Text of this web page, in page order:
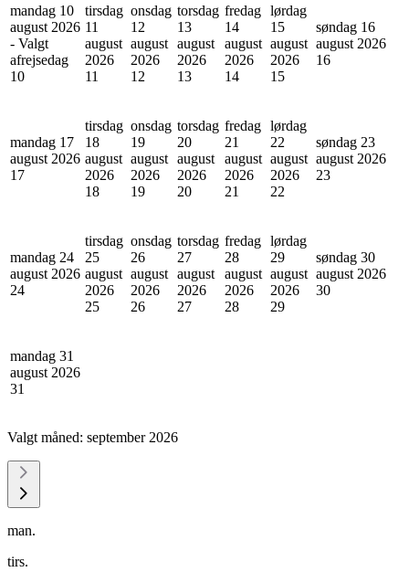
mandag 10
august 2026
- Valgt
afrejsedag
10
tirsdag
11
august
2026
11
onsdag
12
august
2026
12
torsdag
13
august
2026
13
fredag
14
august
2026
14
lørdag
15
august
2026
15
søndag 16
august 2026
16
mandag 17
august 2026
17
tirsdag
18
august
2026
18
onsdag
19
august
2026
19
torsdag
20
august
2026
20
fredag
21
august
2026
21
lørdag
22
august
2026
22
søndag 23
august 2026
23
mandag 24
august 2026
24
tirsdag
25
august
2026
25
onsdag
26
august
2026
26
torsdag
27
august
2026
27
fredag
28
august
2026
28
lørdag
29
august
2026
29
søndag 30
august 2026
30
mandag 31
august 2026
31
Valgt måned: september 2026
man.
tirs.